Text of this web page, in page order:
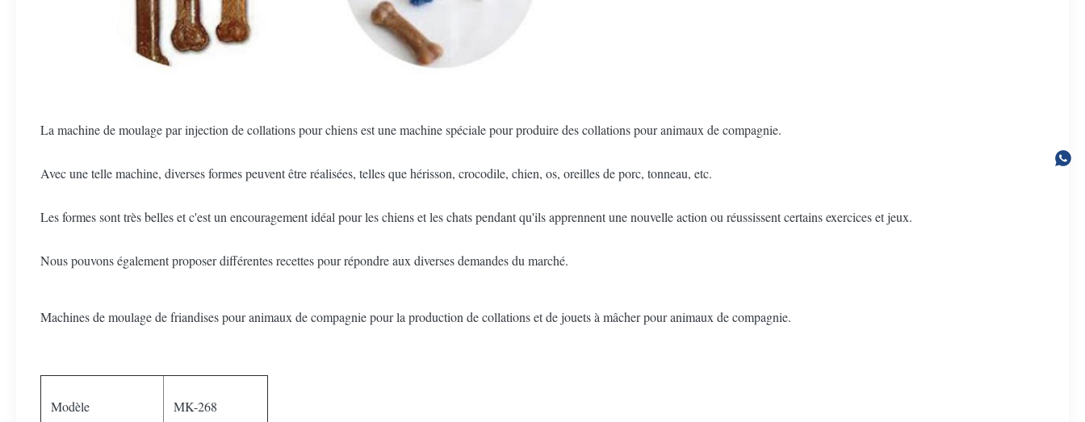
La machine de moulage par injection de collations pour chiens est une machine spéciale pour produire des collations pour animaux de compagnie.
Avec une telle machine, diverses formes peuvent être réalisées, telles que hérisson, crocodile, chien, os, oreilles de porc, tonneau, etc.
Les formes sont très belles et c'est un encouragement idéal pour les chiens et les chats pendant qu'ils apprennent une nouvelle action ou réussissent certains exercices et jeux.
Nous pouvons également proposer différentes recettes pour répondre aux diverses demandes du marché.
Machines de moulage de friandises pour animaux de compagnie pour la production de collations et de jouets à mâcher pour animaux de compagnie.
Modèle MK-268